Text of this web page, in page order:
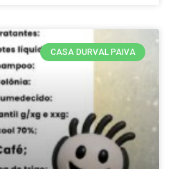
CASA DURVAL PAIVA